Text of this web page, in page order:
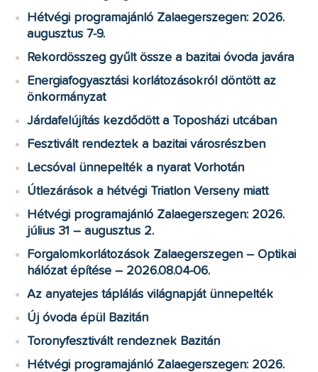
Hétvégi programajánló Zalaegerszegen: 2026.
augusztus 7-9.
Rekordösszeg gyűlt össze a bazitai óvoda javára
Energiafogyasztási korlátozásokról döntött az
önkormányzat
Járdafelújítás kezdődött a Toposházi utcában
Fesztivált rendeztek a bazitai városrészben
Lecsóval ünnepelték a nyarat Vorhotán
Útlezárások a hétvégi Triatlon Verseny miatt
Hétvégi programajánló Zalaegerszegen: 2026.
július 31 – augusztus 2.
Forgalomkorlátozások Zalaegerszegen – Optikai
hálózat építése – 2026.08.04-06.
Az anyatejes táplálás világnapját ünnepelték
Új óvoda épül Bazitán
Toronyfesztivált rendeznek Bazitán
Hétvégi programajánló Zalaegerszegen: 2026.